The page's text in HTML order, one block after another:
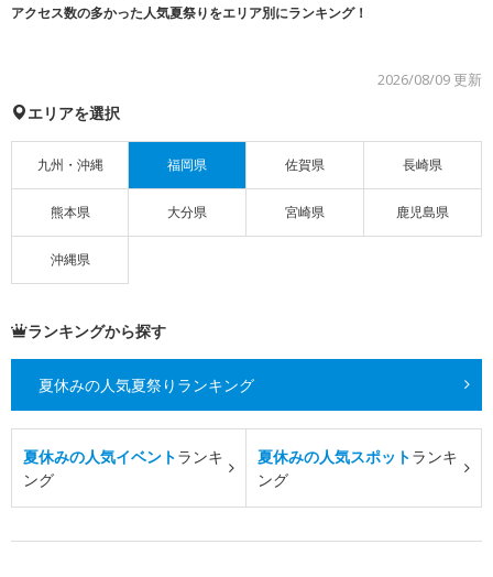
アクセス数の多かった人気夏祭りをエリア別にランキング！
2026/08/09 更新
エリアを選択
九州・沖縄 福岡県 佐賀県 長崎県
熊本県 大分県 宮崎県 鹿児島県
沖縄県
ランキングから探す
夏休みの人気夏祭りランキング
夏休みの人気イベントランキ
ング
夏休みの人気スポットランキ
ング